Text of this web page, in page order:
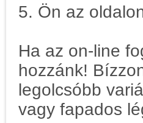
5. Ön az
Ha az on-line
hozzánk!
legolcsóbb
vagy fapados